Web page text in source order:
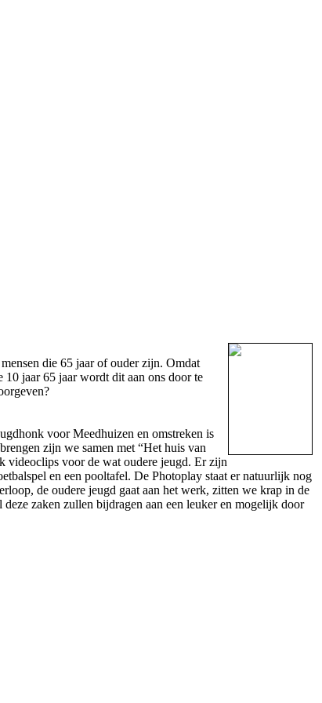
die 65 jaar of ouder zijn. Omdat
jaar 65 jaar wordt dit aan ons door te
voor Meedhuizen en omstreken is
zijn we samen met “Het huis van
videoclips voor de wat oudere jeugd. Er zijn
en een pooltafel. De Photoplay staat er natuurlijk nog
de oudere jeugd gaat aan het werk, zitten we krap in de
zaken zullen bijdragen aan een leuker en mogelijk door